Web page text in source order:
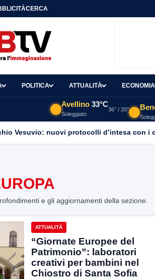
CERCA
POLITICA ATTUALITÀ ECONOMIA
Avellino 33°C
Soleggiato
36° / 20°
Vesuvio: nuovi protocolli d’intesa con
e gli aggiornamenti della sezione.
ATTUALITÀ
“Giornate Europee del
Patrimonio”: laboratori
creativi per bambini nel
Chiostro di Santa Sofia